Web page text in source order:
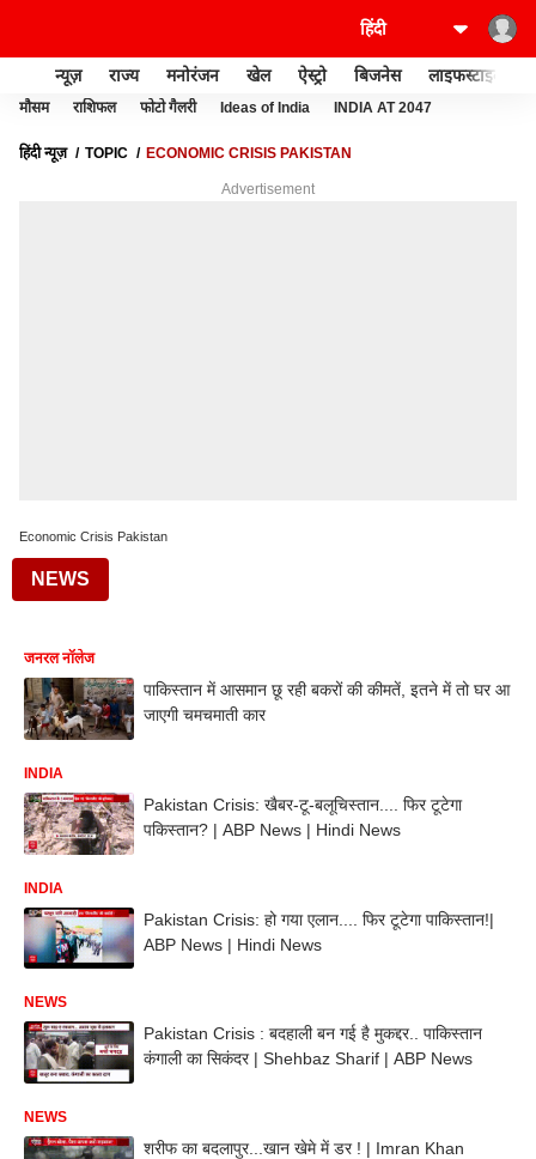
न्यूज़ राज्य मनोरंजन खेल ऐस्ट्रो बिजनेस लाइफस्टाइल
मौसम राशिफल फोटो गैलरी Ideas of India INDIA AT 2047
हिंदी न्यूज़ TOPIC ECONOMIC CRISIS PAKISTAN
Advertisement
Economic Crisis Pakistan
NEWS
जनरल नॉलेज
पाकिस्तान में आसमान छू रही बकरों की कीमतें, इतने में तो घर आ
जाएगी चमचमाती कार
INDIA
Pakistan Crisis: खैबर-टू-बलूचिस्तान.... फिर टूटेगा
पकिस्तान? | ABP News | Hindi News
INDIA
Pakistan Crisis: हो गया एलान.... फिर टूटेगा पाकिस्तान!|
ABP News | Hindi News
NEWS
Pakistan Crisis : बदहाली बन गई है मुकद्दर.. पाकिस्तान
कंगाली का सिकंदर | Shehbaz Sharif | ABP News
NEWS
शरीफ का बदलापुर...खान खेमे में डर ! | Imran Khan